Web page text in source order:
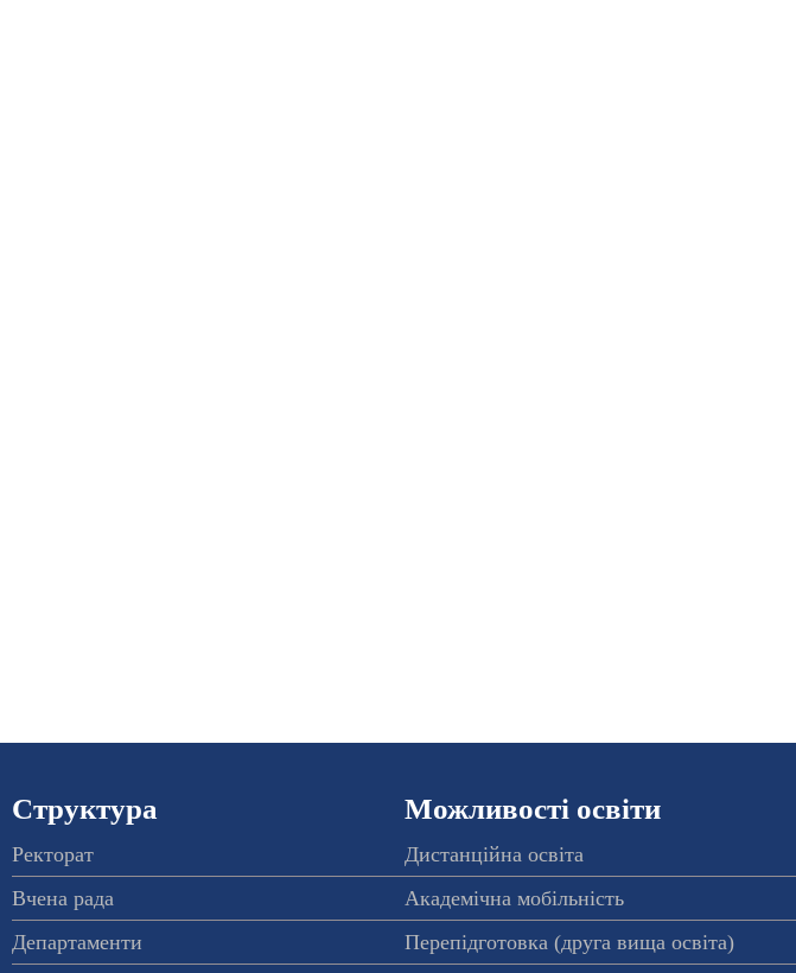
Структура
Ректорат
Вчена рада
Департаменти
Можливості освіти
Дистанційна освіта
Академічна мобільність
Перепідготовка (друга вища освіта)